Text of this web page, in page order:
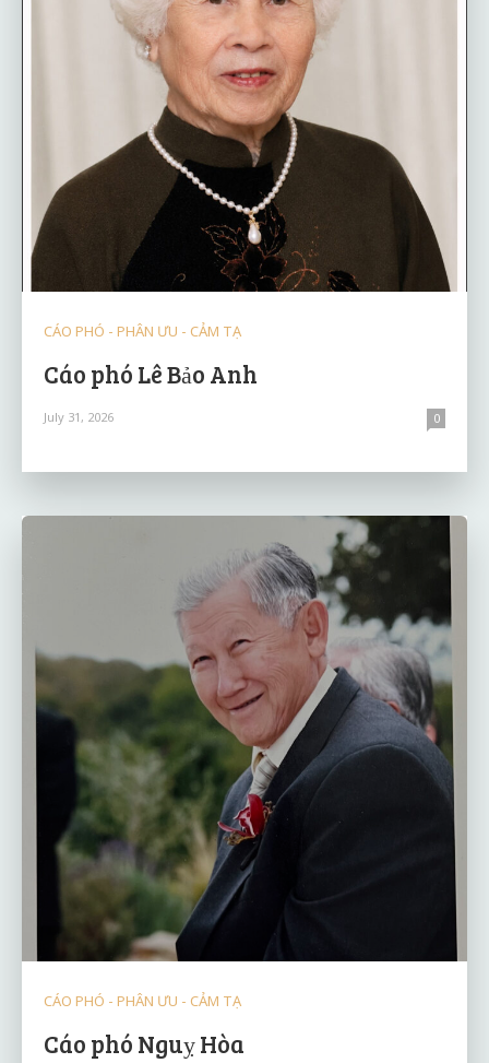
CÁO PHÓ - PHÂN ƯU - CẢM TẠ
Cáo phó Lê Bảo Anh
July 31, 2026 0
CÁO PHÓ - PHÂN ƯU - CẢM TẠ
Cáo phó Nguỵ Hòa